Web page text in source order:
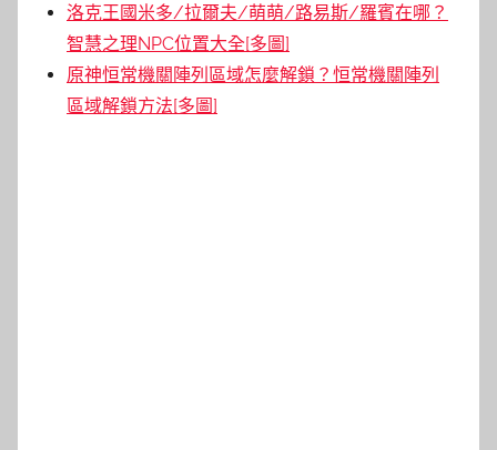
洛克王國米多/拉爾夫/萌萌/路易斯/羅賓在哪？
智慧之理NPC位置大全[多圖]
原神恒常機關陣列區域怎麼解鎖？恒常機關陣列
區域解鎖方法[多圖]